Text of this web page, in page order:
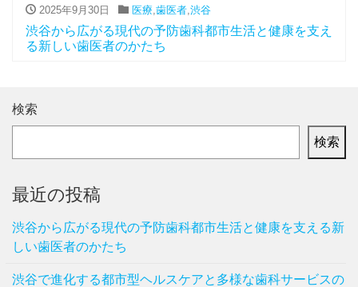
2025年9月30日 医療,歯医者,渋谷
渋谷から広がる現代の予防歯科都市生活と健康を支え
る新しい歯医者のかたち
検索
検索
最近の投稿
渋谷から広がる現代の予防歯科都市生活と健康を支える新
しい歯医者のかたち
渋谷で進化する都市型ヘルスケアと多様な歯科サービスの